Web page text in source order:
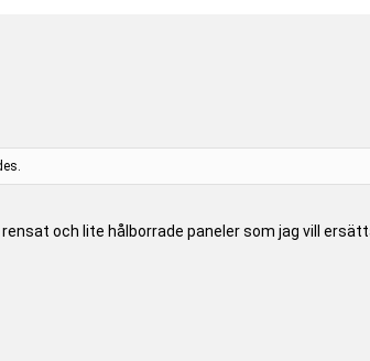
rensat och lite hålborrade paneler som jag vill